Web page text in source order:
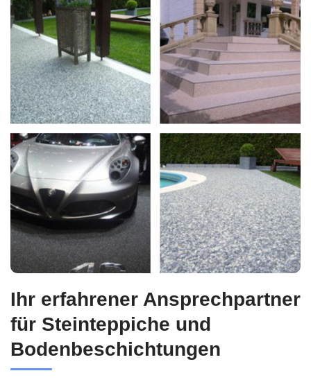
Ihr erfahrener Ansprechpartner
für Steinteppiche und
Bodenbeschichtungen